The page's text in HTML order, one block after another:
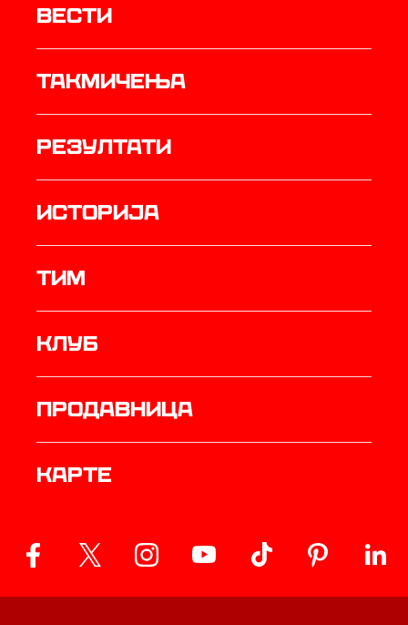
Вести
Такмичења
резултати
историја
ТИМ
Клуб
продавница
Карте